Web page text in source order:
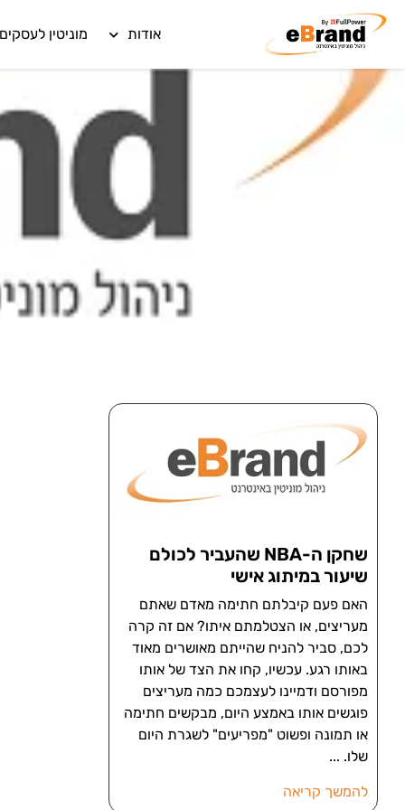
אודות מוניטין לעסקים
שחקן ה-NBA שהעביר לכולם
שיעור במיתוג אישי
האם פעם קיבלתם חתימה מאדם שאתם
מעריצים, או הצטלמתם איתו? אם זה קרה
לכם, סביר להניח שהייתם מאושרים מאוד
באותו רגע. עכשיו, קחו את הצד של אותו
מפורסם ודמיינו לעצמכם כמה מעריצים
פוגשים אותו באמצע היום, מבקשים חתימה
או תמונה ופשוט "מפריעים" לשגרת היום
שלו.
להמשך קריאה